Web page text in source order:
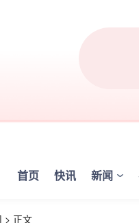
首页 快讯 新闻
> 正文